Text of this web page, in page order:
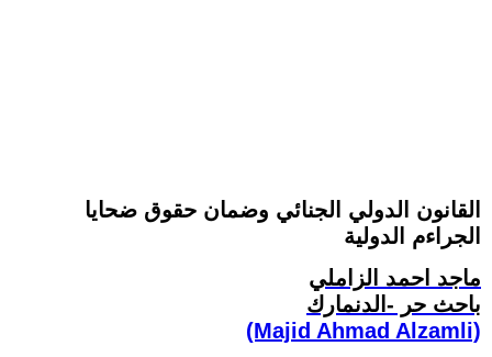
القانون الدولي الجنائي وضمان حقوق ضحايا
الجراءم الدولية
ماجد احمد الزاملي
باحث حر -الدنمارك
(Majid Ahmad Alzamli)